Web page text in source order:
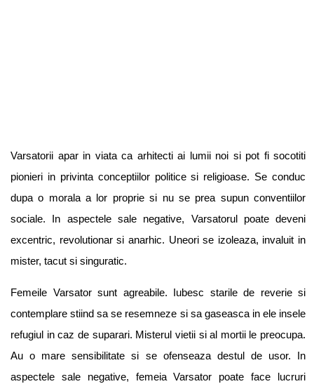
Varsatorii apar in viata ca arhitecti ai lumii noi si pot fi socotiti
pionieri in privinta conceptiilor politice si religioase. Se conduc
dupa o morala a lor proprie si nu se prea supun conventiilor
sociale. In aspectele sale negative, Varsatorul poate deveni
excentric, revolutionar si anarhic. Uneori se izoleaza, invaluit in
mister, tacut si singuratic.
Femeile Varsator sunt agreabile. Iubesc starile de reverie si
contemplare stiind sa se resemneze si sa gaseasca in ele insele
refugiul in caz de suparari. Misterul vietii si al mortii le preocupa.
Au o mare sensibilitate si se ofenseaza destul de usor. In
aspectele sale negative, femeia Varsator poate face lucruri